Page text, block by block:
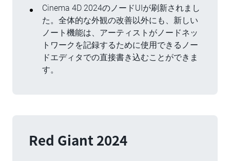
Cinema 4D 2024のノードUIが刷新されまし
た。全体的な外観の改善以外にも、新しい
ノート機能は、アーティストがノードネッ
トワークを記録するために使用できるノー
ドエディタでの直接書き込むことができま
す。
Red Giant 2024